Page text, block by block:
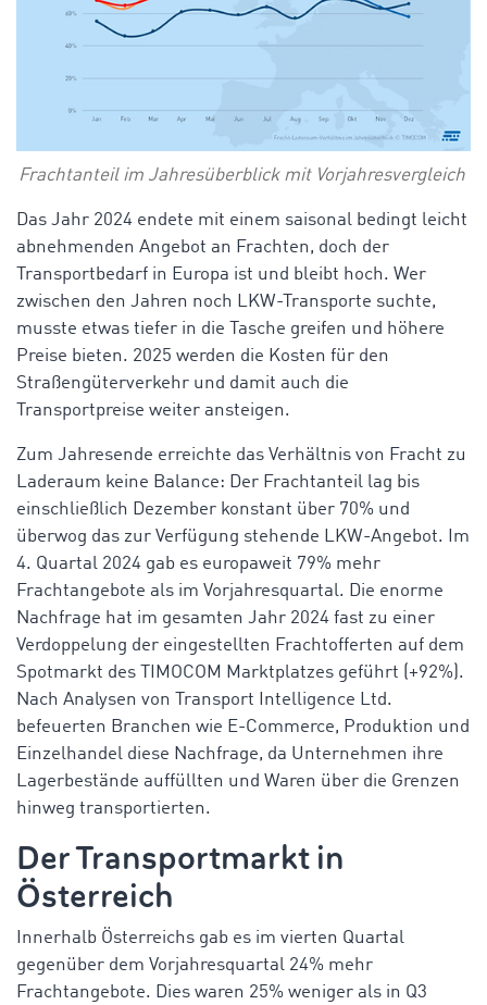
Frachtanteil im Jahresüberblick mit Vorjahresvergleich
Das Jahr 2024 endete mit einem saisonal bedingt leicht
abnehmenden Angebot an Frachten, doch der
Transportbedarf in Europa ist und bleibt hoch. Wer
zwischen den Jahren noch LKW-Transporte suchte,
musste etwas tiefer in die Tasche greifen und höhere
Preise bieten. 2025 werden die Kosten für den
Straßengüterverkehr und damit auch die
Transportpreise weiter ansteigen.
Zum Jahresende erreichte das Verhältnis von Fracht zu
Laderaum keine Balance: Der Frachtanteil lag bis
einschließlich Dezember konstant über 70% und
überwog das zur Verfügung stehende LKW-Angebot. Im
4. Quartal 2024 gab es europaweit 79% mehr
Frachtangebote als im Vorjahresquartal. Die enorme
Nachfrage hat im gesamten Jahr 2024 fast zu einer
Verdoppelung der eingestellten Frachtofferten auf dem
Spotmarkt des TIMOCOM Marktplatzes geführt (+92%).
Nach Analysen von Transport Intelligence Ltd.
befeuerten Branchen wie E-Commerce, Produktion und
Einzelhandel diese Nachfrage, da Unternehmen ihre
Lagerbestände auffüllten und Waren über die Grenzen
hinweg transportierten.
Der Transportmarkt in
Österreich
Innerhalb Österreichs gab es im vierten Quartal
gegenüber dem Vorjahresquartal 24% mehr
Frachtangebote. Dies waren 25% weniger als in Q3